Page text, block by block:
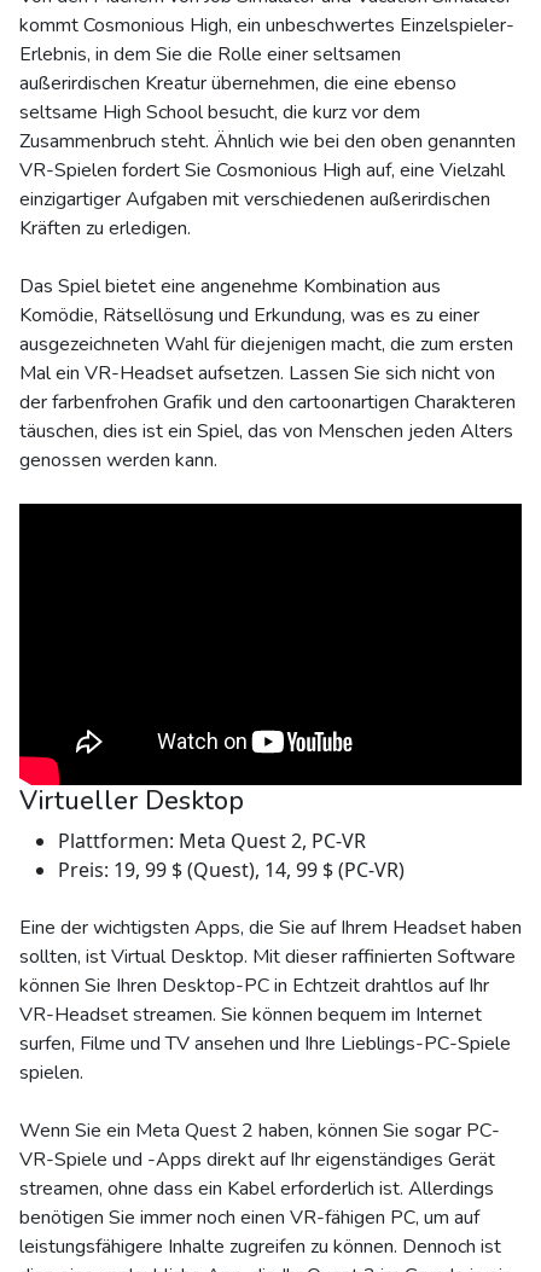
kommt Cosmonious High, ein unbeschwertes Einzelspieler-
Erlebnis, in dem Sie die Rolle einer seltsamen
außerirdischen Kreatur übernehmen, die eine ebenso
seltsame High School besucht, die kurz vor dem
Zusammenbruch steht. Ähnlich wie bei den oben genannten
VR-Spielen fordert Sie Cosmonious High auf, eine Vielzahl
einzigartiger Aufgaben mit verschiedenen außerirdischen
Kräften zu erledigen.
Das Spiel bietet eine angenehme Kombination aus
Komödie, Rätsellösung und Erkundung, was es zu einer
ausgezeichneten Wahl für diejenigen macht, die zum ersten
Mal ein VR-Headset aufsetzen. Lassen Sie sich nicht von
der farbenfrohen Grafik und den cartoonartigen Charakteren
täuschen, dies ist ein Spiel, das von Menschen jeden Alters
genossen werden kann.
Virtueller Desktop
Plattformen: Meta Quest 2, PC-VR
Preis: 19, 99 $ (Quest), 14, 99 $ (PC-VR)
Eine der wichtigsten Apps, die Sie auf Ihrem Headset haben
sollten, ist Virtual Desktop. Mit dieser raffinierten Software
können Sie Ihren Desktop-PC in Echtzeit drahtlos auf Ihr
VR-Headset streamen. Sie können bequem im Internet
surfen, Filme und TV ansehen und Ihre Lieblings-PC-Spiele
spielen.
Wenn Sie ein Meta Quest 2 haben, können Sie sogar PC-
VR-Spiele und -Apps direkt auf Ihr eigenständiges Gerät
streamen, ohne dass ein Kabel erforderlich ist. Allerdings
benötigen Sie immer noch einen VR-fähigen PC, um auf
leistungsfähigere Inhalte zugreifen zu können. Dennoch ist